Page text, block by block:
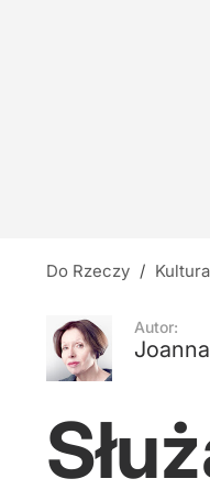
Do Rzeczy / Kultura
Autor: